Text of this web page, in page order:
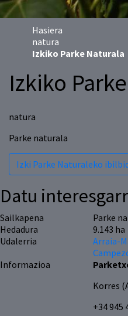
Hasiera
natura
Izkiko Parke Naturala
Izkiko
natura
Parke naturala
Izki Parke Naturaleko
Datu
Sailkapena
Parke
Hedadura
9.143 ha
Udalerria
Arraia-
Informazioa
Korres
+34 945